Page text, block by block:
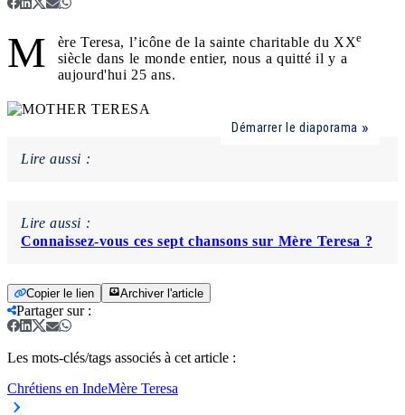
M ère Teresa, l’icône de la sainte charitable du XXe
siècle dans le monde entier, nous a quitté il y a
aujourd'hui 25 ans.
Démarrer le diaporama
Lire aussi :
Lire aussi :
Connaissez-vous ces sept chansons sur Mère Teresa ?
Copier le lien Archiver l'article
Partager sur:
Les mots-clés/tags associés à cet article :
Chrétiens en IndeMère Teresa